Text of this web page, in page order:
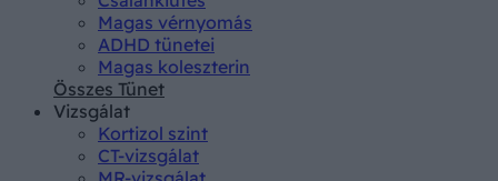
Magas vérnyomás
ADHD tünetei
Magas koleszterin
Összes Tünet
Vizsgálat
Kortizol szint
CT-vizsgálat